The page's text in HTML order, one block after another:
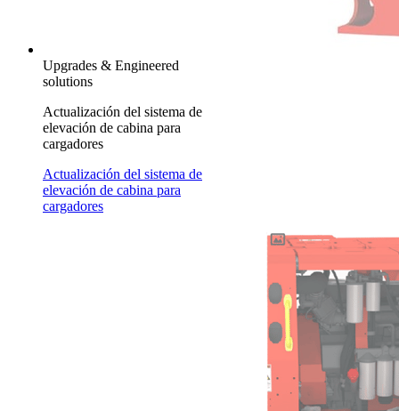
Upgrades & Engineered
solutions
Actualización del sistema de
elevación de cabina para
cargadores
Actualización del sistema de
elevación de cabina para
cargadores